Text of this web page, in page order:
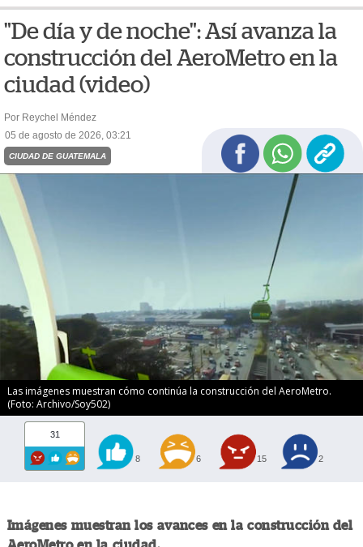
"De día y de noche": Así avanza la
construcción del AeroMetro en la
ciudad (video)
Por Reychel Méndez
05 de agosto de 2026, 03:21
CIUDAD DE GUATEMALA
Las imágenes muestran cómo continúa la construcción del AeroMetro.
(Foto: Archivo/Soy502)
31
8 6 15 2
Imágenes muestran los avances en la construcción del